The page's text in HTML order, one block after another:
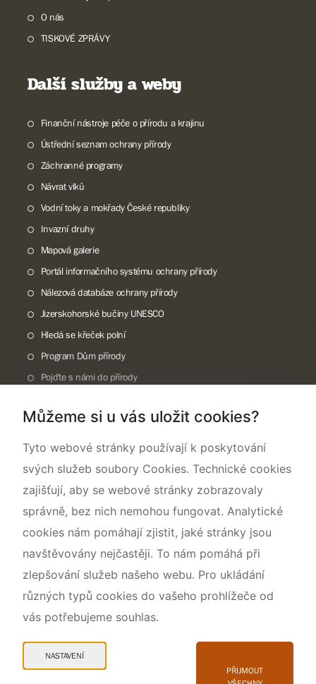
O nás
TISKOVÉ ZPRÁVY
Další služby a weby
Finanční nástroje péče o přírodu a krajinu
Ústřední seznam ochrany přírody
Záchranné programy
Návrat vlků
Vodní toky a mokřady České republiky
Invazní druhy
Mapová galerie
Portál informačního systému ochrany přírody
Nálezová databáze ochrany přírody
Jizerskohorské bučiny UNESCO
Hledá se křeček polní
Program Dům přírody
Pojďte s námi do přírody
Rok CHKO pod záštitou České komise pro UNESCO
Můžeme si u vás uložit cookies?
Tyto webové stránky používají k poskytování
svých služeb soubory Cookies. Technické cookies
zajišťují, aby se webové stránky zobrazovaly
správně, bez nich nemohou fungovat. Analytické
cookies nám pomáhají zjistit, jaké stránky jsou
navštěvovány nejčastěji. To nám pomáhá při
zlepšování služeb našeho webu. Pro ukládání
různých typů cookies do vašeho prohlížeče od
vás potřebujeme souhlas.
NASTAVENÍ
PŘIJMOUT